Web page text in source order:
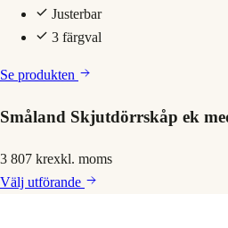
Justerbar
3 färgval
Se produkten
Småland Skjutdörrskåp ek
3 807 krexkl. moms
Välj utförande